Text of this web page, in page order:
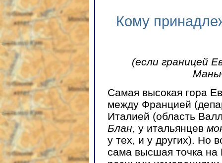
Кому
(если границей
Самая высокая гора
между Францией
Италией (область
Блан, у итальянцев
у тех, и у других). Но
сама высшая точка